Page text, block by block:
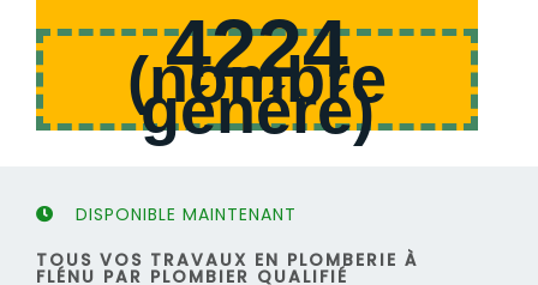
4224
(nombre
généré)
DISPONIBLE MAINTENANT
TOUS VOS TRAVAUX EN PLOMBERIE À
FLÉNU PAR PLOMBIER QUALIFIÉ